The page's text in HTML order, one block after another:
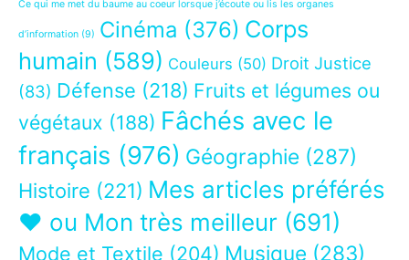
Ce qui me met du baume au coeur lorsque j’écoute ou lis les organes
d’information (9) Cinéma (376) Corps
humain (589) Couleurs (50) Droit Justice
(83) Défense (218) Fruits et légumes ou
végétaux (188) Fâchés avec le
français (976) Géographie (287)
Histoire (221) Mes articles préférés
❤ ou Mon très meilleur (691)
Mode et Textile (204) Musique (283)